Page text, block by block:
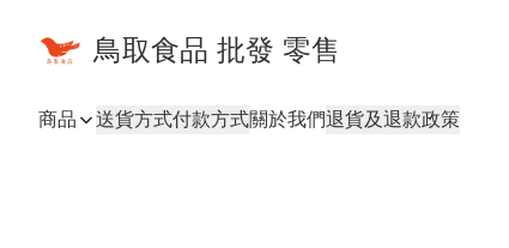
鳥取食品 批發 零售
商品 送貨方式付款方式關於我們退貨及退款政策